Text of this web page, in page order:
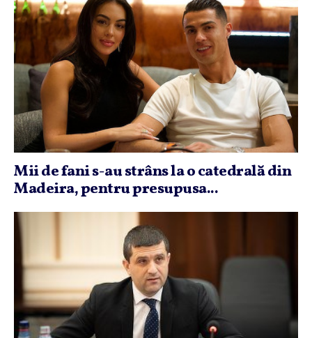
Mii de fani s-au strâns la o catedrală din
Madeira, pentru presupusa...